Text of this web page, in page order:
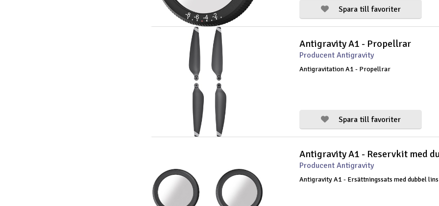
Spara till favoriter
Antigravity A1 - Propellrar
Producent Antigravity
Antigravitation A1 - Propellrar
Spara till favoriter
Antigravity A1 - Reservkit med
Producent Antigravity
Antigravity A1 - Ersättningssats med dubbel lins